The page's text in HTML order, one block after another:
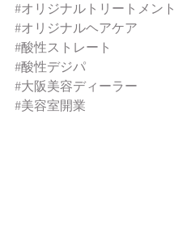
#オリジナルトリートメント
#オリジナルヘアケア
#酸性ストレート
#酸性デジパ
#大阪美容ディーラー
#美容室開業